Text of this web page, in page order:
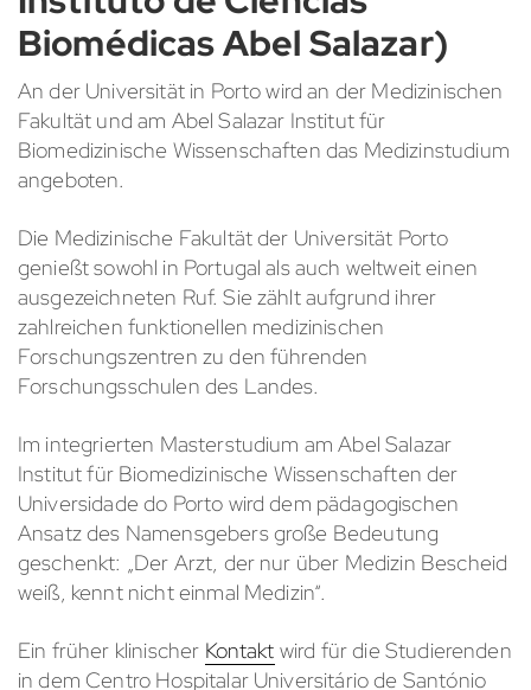
Biomédicas Abel Salazar)
An der Universität in Porto wird an der Medizinischen
Fakultät und am Abel Salazar Institut für
Biomedizinische Wissenschaften das Medizinstudium
angeboten.
Die Medizinische Fakultät der Universität Porto
genießt sowohl in Portugal als auch weltweit einen
ausgezeichneten Ruf. Sie zählt aufgrund ihrer
zahlreichen funktionellen medizinischen
Forschungszentren zu den führenden
Forschungsschulen des Landes.
Im integrierten Masterstudium am Abel Salazar
Institut für Biomedizinische Wissenschaften der
Universidade do Porto wird dem pädagogischen
Ansatz des Namensgebers große Bedeutung
geschenkt: „Der Arzt, der nur über Medizin Bescheid
weiß, kennt nicht einmal Medizin“.
Ein früher klinischer Kontakt wird für die Studierenden
in dem Centro Hospitalar Universitário de Santónio